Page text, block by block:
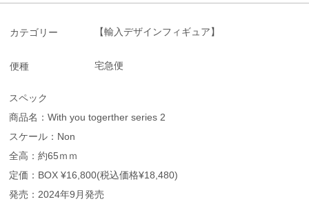
カテゴリー 【輸入デザインフィギュア】
便種 宅急便
スペック
商品名：With you togerther series 2
スケール：Non
全高：約65ｍｍ
定価：BOX ¥16,800(税込価格¥18,480)
発売：2024年9月発売